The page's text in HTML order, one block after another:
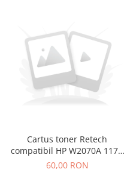
Cartus toner Retech
compatibil HP W2070A 117A
black
60,00 RON